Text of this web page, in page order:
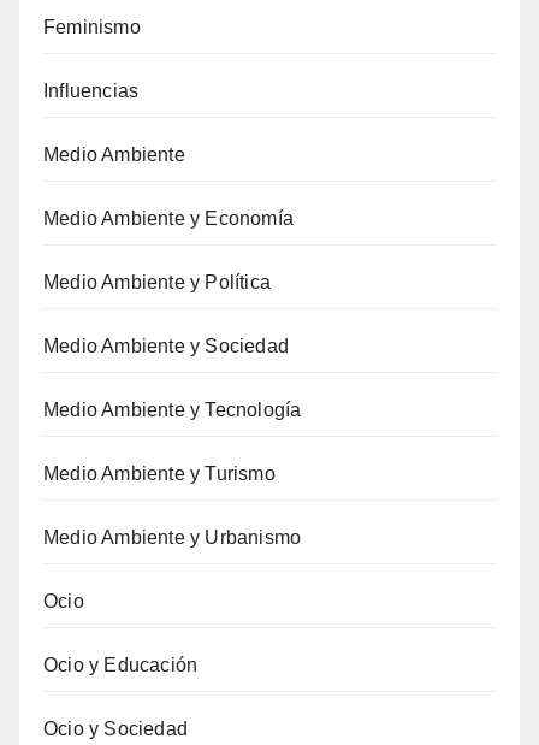
Feminismo
Influencias
Medio Ambiente
Medio Ambiente y Economía
Medio Ambiente y Política
Medio Ambiente y Sociedad
Medio Ambiente y Tecnología
Medio Ambiente y Turismo
Medio Ambiente y Urbanismo
Ocio
Ocio y Educación
Ocio y Sociedad